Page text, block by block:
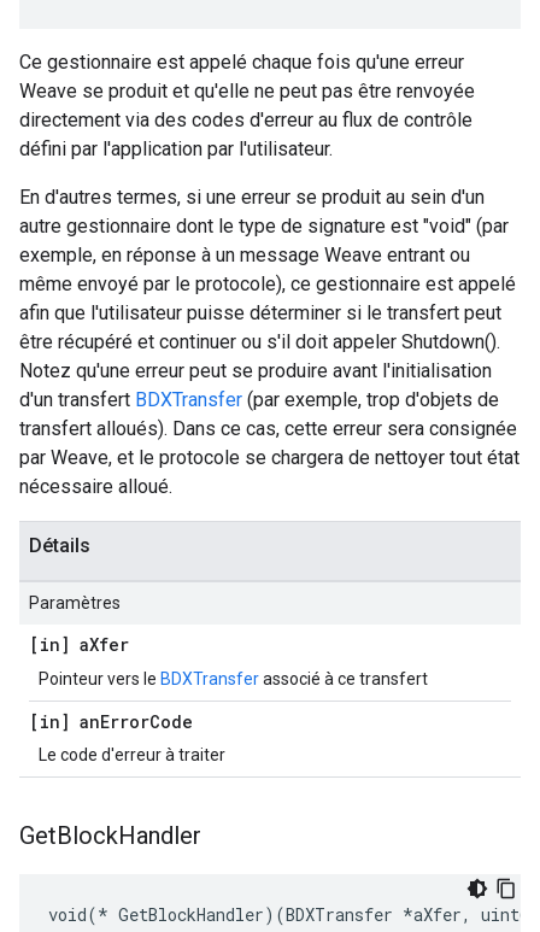
Ce gestionnaire est appelé chaque fois qu'une erreur
Weave se produit et qu'elle ne peut pas être renvoyée
directement via des codes d'erreur au flux de contrôle
défini par l'application par l'utilisateur.
En d'autres termes, si une erreur se produit au sein d'un
autre gestionnaire dont le type de signature est "void" (par
exemple, en réponse à un message Weave entrant ou
même envoyé par le protocole), ce gestionnaire est appelé
afin que l'utilisateur puisse déterminer si le transfert peut
être récupéré et continuer ou s'il doit appeler Shutdown().
Notez qu'une erreur peut se produire avant l'initialisation
d'un transfert BDXTransfer (par exemple, trop d'objets de
transfert alloués). Dans ce cas, cette erreur sera consignée
par Weave, et le protocole se chargera de nettoyer tout état
nécessaire alloué.
Détails
Paramètres
[in] aXfer
Pointeur vers le BDXTransferassocié à ce transfert
[in] anErrorCode
Le code d'erreur à traiter
GetBlockHandler
void(* GetBlockHandler)(BDXTransfer *aXfer,